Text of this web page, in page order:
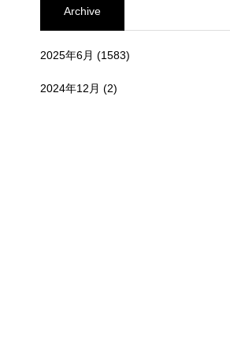
Archive
2025年6月 (1583)
2024年12月 (2)